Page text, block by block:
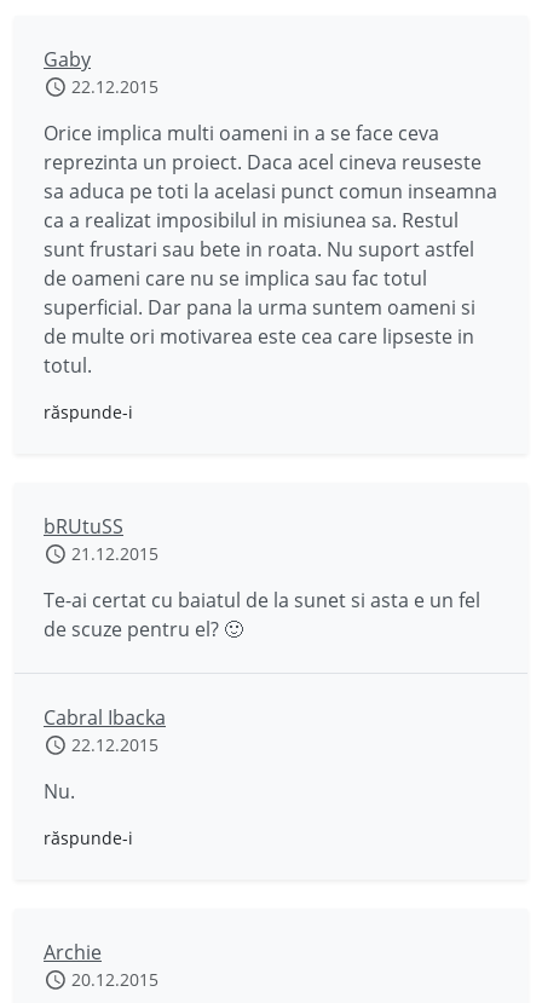
Gaby
22.12.2015
Orice implica multi oameni in a se face ceva
reprezinta un proiect. Daca acel cineva reuseste
sa aduca pe toti la acelasi punct comun inseamna
ca a realizat imposibilul in misiunea sa. Restul
sunt frustari sau bete in roata. Nu suport astfel
de oameni care nu se implica sau fac totul
superficial. Dar pana la urma suntem oameni si
de multe ori motivarea este cea care lipseste in
totul.
răspunde-i
bRUtuSS
21.12.2015
Te-ai certat cu baiatul de la sunet si asta e un fel
de scuze pentru el? 🙂
Cabral Ibacka
22.12.2015
Nu.
răspunde-i
Archie
20.12.2015